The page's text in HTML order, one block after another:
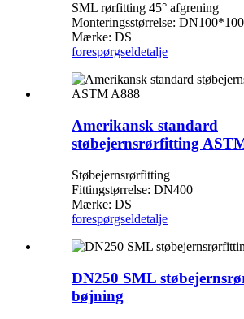
SML rørfitting 45° afgrening
Monteringsstørrelse: DN100*100
Mærke: DS
forespørgseldetalje
Amerikansk standard
støbejernsrørfitting
Støbejernsrørfitting
Fittingstørrelse: DN400
Mærke: DS
forespørgseldetalje
DN250 SML
bøjning